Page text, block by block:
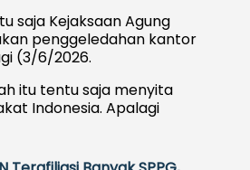
saja Kejaksaan Agung
penggeledahan kantor
(3/6/2026.
itu tentu saja menyita
Indonesia. Apalagi